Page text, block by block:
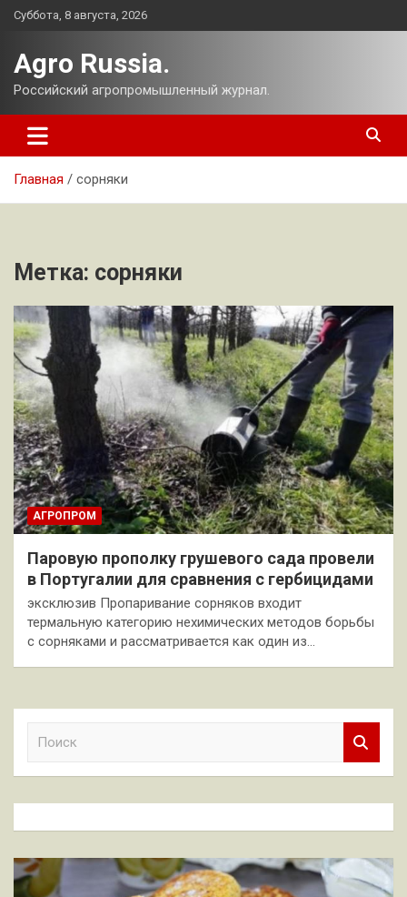
Перейти
Суббота, 8 августа, 2026
Agro Russia.
Российский агропромышленный журнал.
Главная сорняки
Метка: сорняки
АГРОПРОМ
Паровую прополку грушевого сада провели
в Португалии для сравнения с гербицидами
эксклюзив Пропаривание сорняков входит
термальную категорию нехимических методов борьбы
с сорняками и рассматривается как один из…
к